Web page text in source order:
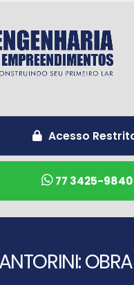
Acesso
77 3425-9840